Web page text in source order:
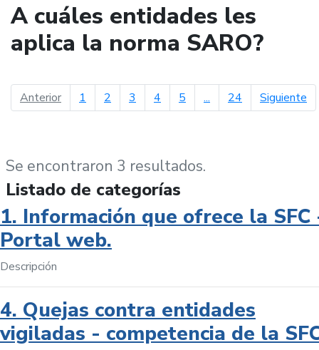
A cuáles entidades les
aplica la norma SARO?
Anteriorpágina anterior
1 2 3 4 5 ... 24 Siguiente
Se encontraron 3 resultados.
Listado de categorías
1. Información que ofrece la SFC
Portal web.
Descripción
4. Quejas contra entidades
vigiladas - competencia de la